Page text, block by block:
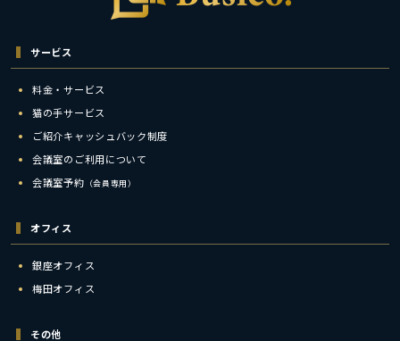
サービス
料金・サービス
猫の手サービス
ご紹介キャッシュバック制度
会議室のご利用について
会議室予約 （会員専用）
オフィス
銀座オフィス
梅田オフィス
その他